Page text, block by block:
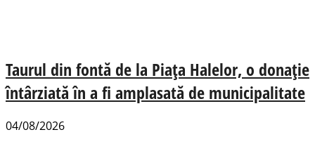
Taurul din fontă de la Piața Halelor, o donație
întârziată în a fi amplasată de municipalitate
04/08/2026